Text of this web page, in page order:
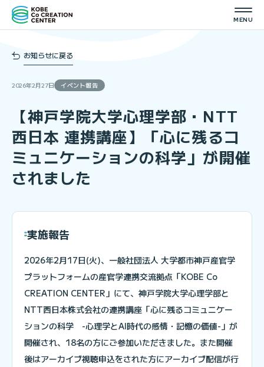
お知らせに戻る
2026年2月27日 イベント報告
【神戸学院大学心理学部・NTT
西日本 連携講座】「心に残るコ
ミュニケーションの科学」が開催
されました
実施報告
2026年2月17日(火)、一般社団法人 大学都市神戸産官学
プラットフォームの産官学連携交流拠点「KOBE Co
CREATION CENTER」にて、神戸学院大学心理学部と
NTT西日本株式会社の連携講座「心に残るコミュニケー
ションの科学 -心理学とAI時代の感情・記憶の価値-」が
開催され、18名の方にご参加いただきました。また開催
後はアーカイブ視聴申込をされた方にアーカイブ配信が行